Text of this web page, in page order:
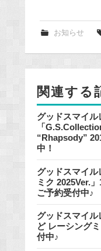
e
k
お知らせ
関連する
グッドスマイル
「
“Rhapsody”
中！
グッドスマイ
ミク 2025Ver.
ご予約受付中♪
グッドスマイ
ど レーシング
付中♪